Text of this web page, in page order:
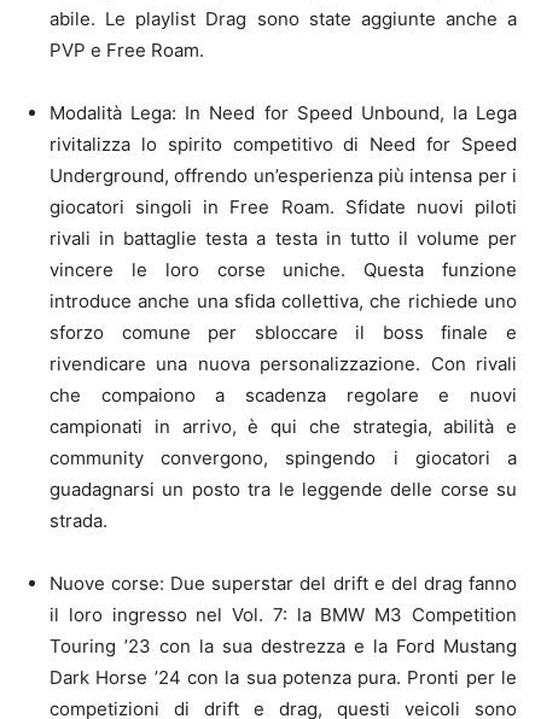
abile. Le playlist Drag sono state aggiunte anche a
PVP e Free Roam.
Modalità Lega: In Need for Speed Unbound, la Lega
rivitalizza lo spirito competitivo di Need for Speed
Underground, offrendo un’esperienza più intensa per i
giocatori singoli in Free Roam. Sfidate nuovi piloti
rivali in battaglie testa a testa in tutto il volume per
vincere le loro corse uniche. Questa funzione
introduce anche una sfida collettiva, che richiede uno
sforzo comune per sbloccare il boss finale e
rivendicare una nuova personalizzazione. Con rivali
che compaiono a scadenza regolare e nuovi
campionati in arrivo, è qui che strategia, abilità e
community convergono, spingendo i giocatori a
guadagnarsi un posto tra le leggende delle corse su
strada.
Nuove corse: Due superstar del drift e del drag fanno
il loro ingresso nel Vol. 7: la BMW M3 Competition
Touring ’23 con la sua destrezza e la Ford Mustang
Dark Horse ’24 con la sua potenza pura. Pronti per le
competizioni di drift e drag, questi veicoli sono